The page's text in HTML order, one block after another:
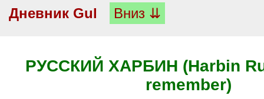
Дневник Gul
Вниз ⇊
РУССКИЙ ХАРБИН (Harbin
remember)